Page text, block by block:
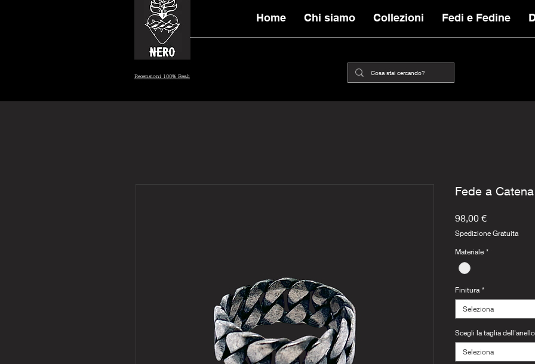
Home Chi siamo Collezioni Fedi e Fedine
Recensioni 100% Reali
Fede a Catena
98,00 €Prezzo
Spedizione Gratuita
Materiale *
Finitura *
Seleziona
Scegli la taglia dell'anello
Seleziona